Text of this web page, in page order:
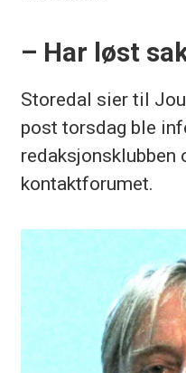
– Har løst
Storedal sier til
post torsdag ble
redaksjonsklubben
kontaktforumet.